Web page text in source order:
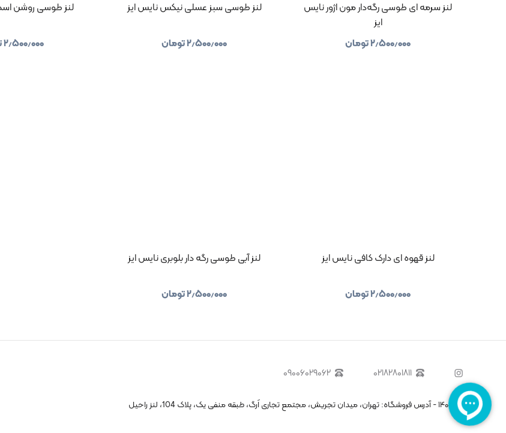
لنز سرمه ای طوسی رگه‌دار مون اژور نایس
ایز
۲٫۵۰۰٫۰۰۰تومان
لنز طوسی سبز عسلی نیکس نایس ایز
۲٫۵۰۰٫۰۰۰تومان
لنز طوسی روشن
۲٫۵۰۰٫۰۰۰
لنز قهوه ای دارک کافی نایس ایز
۲٫۵۰۰٫۰۰۰تومان
لنز آبی طوسی رگه دار بلوبری نایس ایز
۲٫۵۰۰٫۰۰۰تومان
۰۲۱۸۲۸۰۱۸۱۱ ۰۹۰۰۶۰۲۹۰۶۲
© ۱۴۰۵-آدرس فروشگاه: تهران، میدان تجریش، مجتمع تجاری اَرگ، طبقه منفی یک، پلاک 104، لنز راحیل